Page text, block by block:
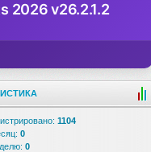
2026 v26.2.1.2
1104
0
0